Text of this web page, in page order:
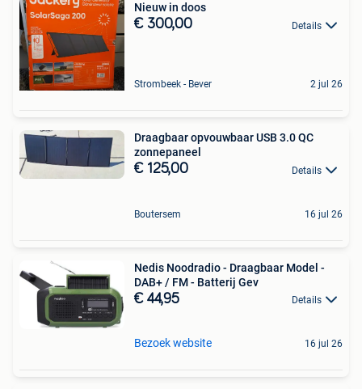
Nieuw in doos
€ 300,00 Details
Strombeek - Bever 2 jul 26
Draagbaar opvouwbaar USB 3.0 QC
zonnepaneel
€ 125,00 Details
Boutersem 16 jul 26
Nedis Noodradio - Draagbaar Model -
DAB+ / FM - Batterij Gev
€ 44,95 Details
Bezoek website 16 jul 26